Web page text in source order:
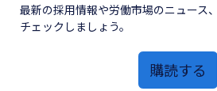
最新の採用情報や労働市場のニュース
チェックしましょう。
購読する